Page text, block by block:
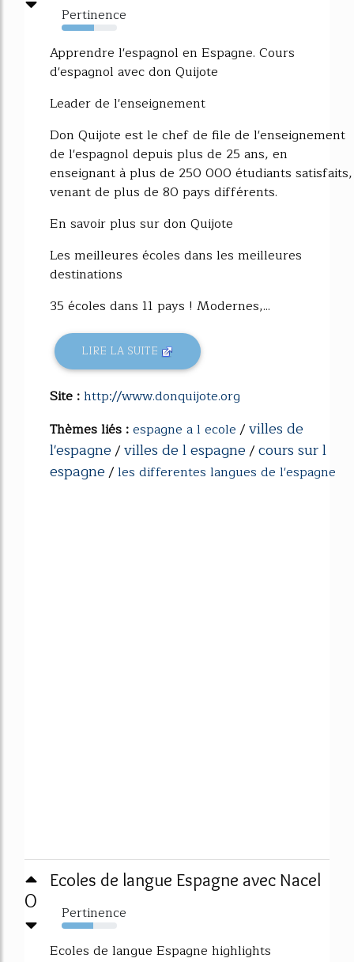
Pertinence
58%
Apprendre l'espagnol en Espagne. Cours
d'espagnol avec don Quijote
Leader de l'enseignement
Don Quijote est le chef de file de l'enseignement
de l'espagnol depuis plus de 25 ans, en
enseignant à plus de 250 000 étudiants satisfaits,
venant de plus de 80 pays différents.
En savoir plus sur don Quijote
Les meilleures écoles dans les meilleures
destinations
35 écoles dans 11 pays ! Modernes,...
LIRE LA SUITE
Site :http://www.donquijote.org
Thèmes liés :espagne a l ecole/villes de
l'espagne/villes de l espagne/cours sur l
espagne/les differentes langues de l'espagne
0
Ecoles de langue Espagne avec Nacel
Pertinence
57%
Ecoles de langue Espagne highlights